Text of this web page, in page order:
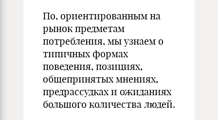
По, ориентированным на
рынок предметам
потребления, мы узнаем о
типичных формах
поведения, позициях,
общепринятых мнениях,
предрассудках и ожиданиях
большого количества людей.